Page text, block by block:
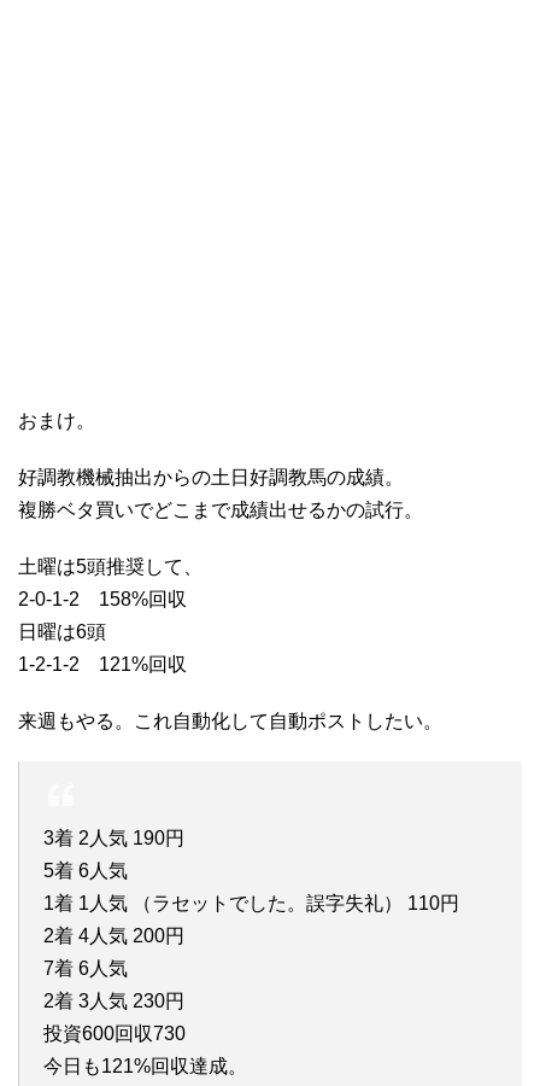
おまけ。
好調教機械抽出からの土日好調教馬の成績。
複勝ベタ買いでどこまで成績出せるかの試行。
土曜は5頭推奨して、
2-0-1-2 158%回収
日曜は6頭
1-2-1-2 121%回収
来週もやる。これ自動化して自動ポストしたい。
3着 2人気 190円
5着 6人気
1着 1人気 （ラセットでした。誤字失礼） 110円
2着 4人気 200円
7着 6人気
2着 3人気 230円
投資600回収730
今日も121%回収達成。